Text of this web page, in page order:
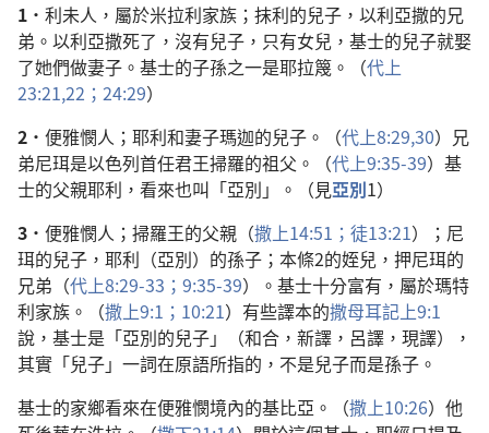
1． 利未人，屬於米拉利家族；抹利的兒子，以利亞撒的兄
弟。以利亞撒死了，沒有兒子，只有女兒，基士的兒子就娶
了她們做妻子。基士的子孫之一是耶拉篾。（代上
23:21,22； 24:29）
2． 便雅憫人；耶利和妻子瑪迦的兒子。（代上8:29,30）兄
弟尼珥是以色列首任君王掃羅的祖父。（代上9:35-39）基
士的父親耶利，看來也叫「亞別」。（見亞別1）
3． 便雅憫人；掃羅王的父親（撒上14:51； 徒13:21）；尼
珥的兒子，耶利（亞別）的孫子；本條2的姪兒，押尼珥的
兄弟（代上8:29-33； 9:35-39）。基士十分富有，屬於瑪特
利家族。（撒上9:1； 10:21）有些譯本的撒母耳記上9:1
說，基士是「亞別的兒子」（和合，新譯，呂譯，現譯），
其實「兒子」一詞在原語所指的，不是兒子而是孫子。
基士的家鄉看來在便雅憫境內的基比亞。（撒上10:26）他